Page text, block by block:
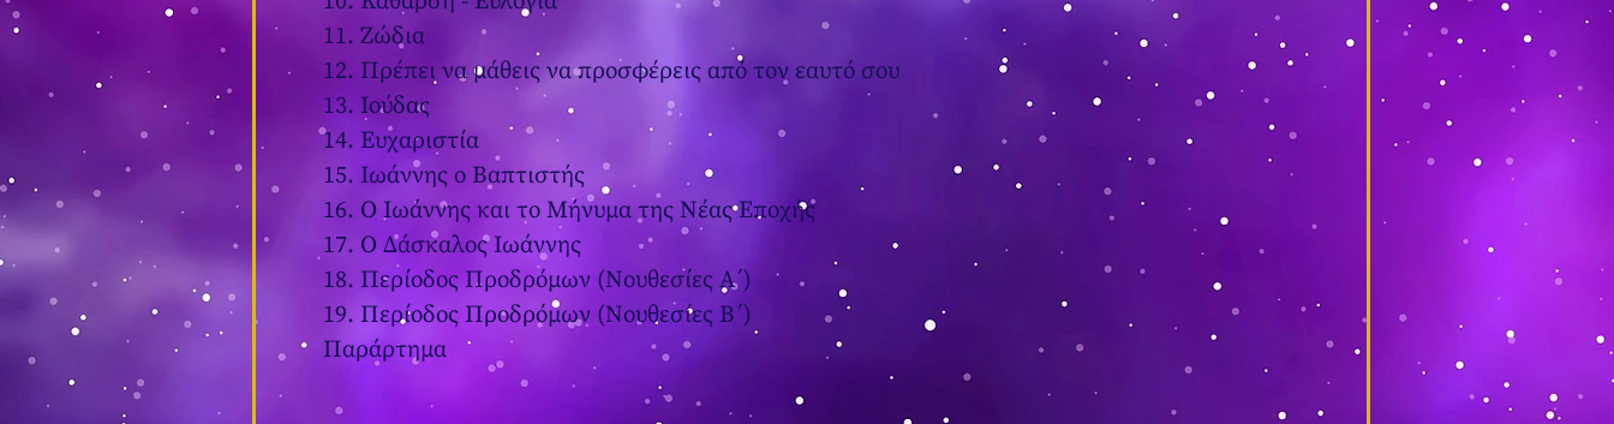
11. Ζώδια
12. Πρέπει να μάθεις να προσφέρεις από τον εαυτό σου
13. Ιούδας
14. Ευχαριστία
15. Ιωάννης ο Βαπτιστής
16. Ο Ιωάννης και το Μήνυμα της Νέας Εποχής
17. Ο Δάσκαλος Ιωάννης
18. Περίοδος Προδρόμων (Νουθεσίες Α΄)
19. Περίοδος Προδρόμων (Νουθεσίες Β΄)
Παράρτημα